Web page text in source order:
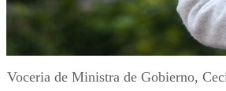
Voceria de Ministra de Gobierno,